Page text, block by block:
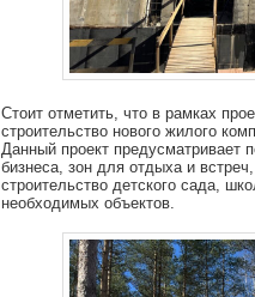
Стоит отметить, что в рамках
строительство нового жилого
Данный проект предусматривает
бизнеса, зон для отдыха и
строительство детского сада,
необходимых объектов.